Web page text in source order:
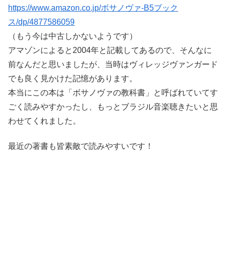
https://www.amazon.co.jp/ボサノヴァ-B5ブック
ス/dp/4877586059
（もう今は中古しかないようです）
アマゾンによると2004年と記載してあるので、そんなに
前なんだと思いましたが、当時はヴィレッジヴァンガード
でも良く見かけた記憶があります。
本当にこの本は「ボサノヴァの教科書」と呼ばれていてす
ごく読みやすかったし、もっとブラジル音楽聴きたいと思
わせてくれました。
最近の著書も皆素敵で読みやすいです！